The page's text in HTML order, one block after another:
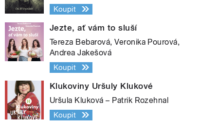
Koupit
Jezte, ať vám to sluší
Tereza Bebarová, Veronika Pourová,
Andrea Jakešová
Koupit
Klukoviny Uršuly Klukové
Uršula Kluková – Patrik Rozehnal
Koupit